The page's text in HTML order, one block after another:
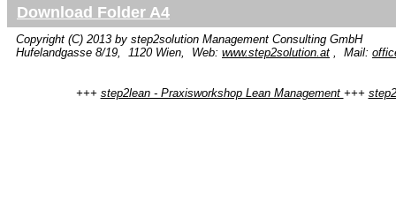
Download Folder A4
Copyright (C) 2013 by step2solution Management Consulting GmbH
Hufelandgasse 8/19, 1120 Wien, Web: www.step2solution.at , Mail:
+++ step2lean - Praxisworkshop Lean Management +++